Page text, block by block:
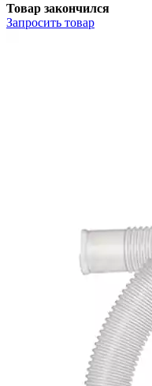
Товар закончился
Запросить товар